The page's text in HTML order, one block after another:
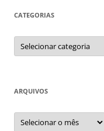
CATEGORIAS
Categorias
ARQUIVOS
Arquivos